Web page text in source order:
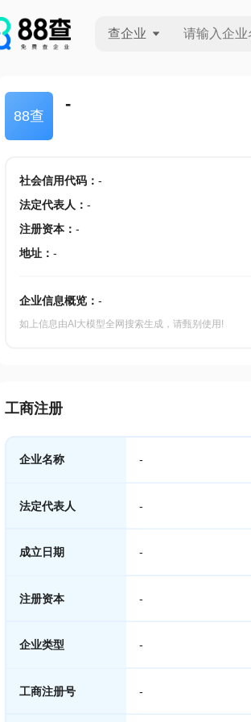
查企业
88查
-
社会信用代码： -
法定代表人 ： -
注册资本： -
地址： -
企业信息概览： -
如上信息由AI大模型全网搜索生成，请甄别使用!
工商注册
企业名称 -
法定代表人 -
成立日期 -
注册资本 -
企业类型 -
工商注册号 -